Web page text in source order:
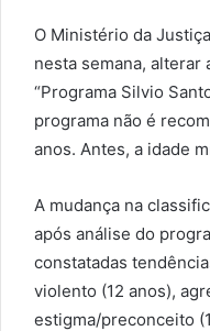
O Ministério da
nesta semana, alterar
“Programa Silvio
programa não é
anos. Antes, a idade
A mudança na
após análise do
constatadas
violento (12 anos),
estigma/preconceito